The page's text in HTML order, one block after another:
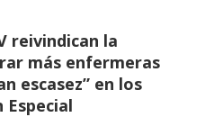
reivindican la
más enfermeras
escasez” en los
Especial